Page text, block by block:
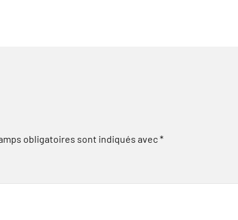
obligatoires sont indiqués avec*